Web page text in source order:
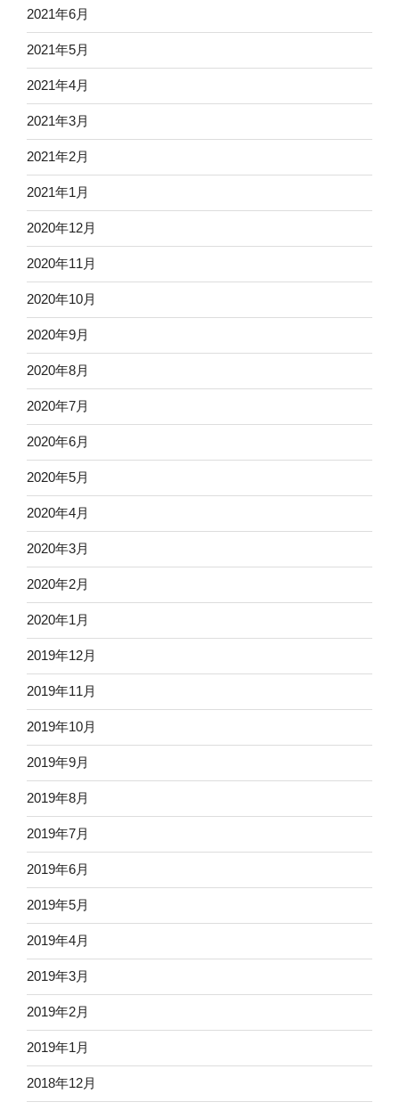
2021年6月
2021年5月
2021年4月
2021年3月
2021年2月
2021年1月
2020年12月
2020年11月
2020年10月
2020年9月
2020年8月
2020年7月
2020年6月
2020年5月
2020年4月
2020年3月
2020年2月
2020年1月
2019年12月
2019年11月
2019年10月
2019年9月
2019年8月
2019年7月
2019年6月
2019年5月
2019年4月
2019年3月
2019年2月
2019年1月
2018年12月